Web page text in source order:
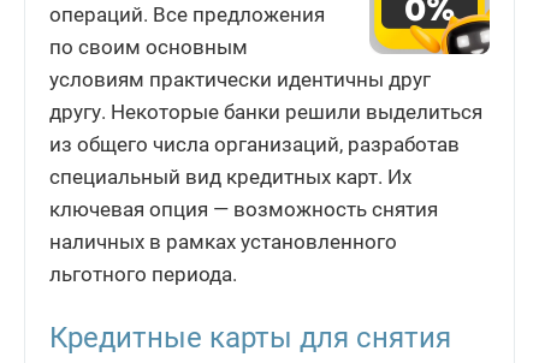
операций. Все предложения
по своим основным
условиям практически идентичны друг
другу. Некоторые банки решили выделиться
из общего числа организаций, разработав
специальный вид кредитных карт. Их
ключевая опция — возможность снятия
наличных в рамках установленного
льготного периода.
Кредитные карты для снятия